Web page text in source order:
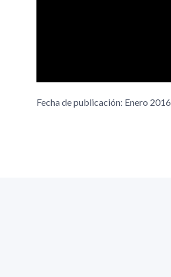
Fecha de publicación: Enero 2016